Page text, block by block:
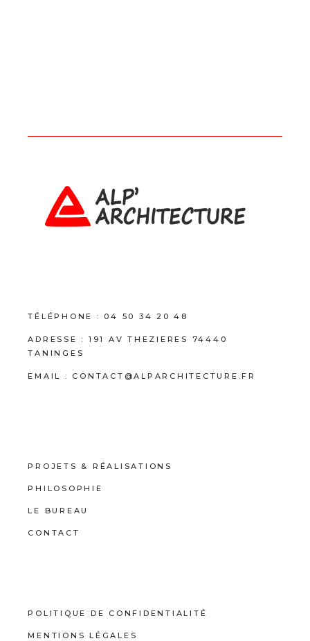
TÉLÉPHONE : 04 50 34 20 48
ADRESSE : 191 AV THEZIERES 74440
TANINGES
EMAIL : CONTACT@ALPARCHITECTURE.FR
PROJETS & RÉALISATIONS
PHILOSOPHIE
LE BUREAU
CONTACT
POLITIQUE DE CONFIDENTIALITÉ
MENTIONS LÉGALES